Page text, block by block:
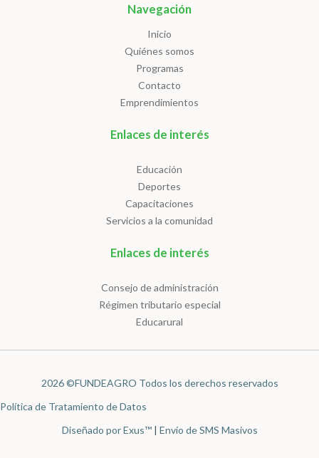
Navegación
Inicio
Quiénes somos
Programas
Contacto
Emprendimientos
Enlaces de interés
Educación
Deportes
Capacitaciones
Servicios a la comunidad
Enlaces de interés
Consejo de administración
Régimen tributario especial
Educarural
2026 ©FUNDEAGRO Todos los derechos reservados
Política de Tratamiento de Datos
Diseñado por Exus™| Envío de SMS Masivos